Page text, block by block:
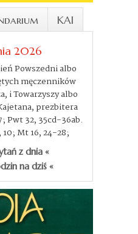
KAI
2026
Powszedni albo
męczenników
i Towarzyszy albo
prezbitera
Pwt 32, 35cd-36ab.
10; Mt 16, 24-28;
z dnia «
na dziś «